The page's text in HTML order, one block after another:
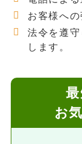
お客様へ
法令を遵守
します。
お